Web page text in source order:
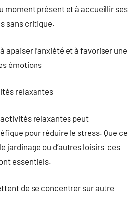
moment présent et à accueillir ses
sans critique.
apaiser l’anxiété et à favoriser une
émotions.
relaxantes
activités relaxantes peut
pour réduire le stress. Que ce
jardinage ou d’autres loisirs, ces
essentiels.
de se concentrer sur autre